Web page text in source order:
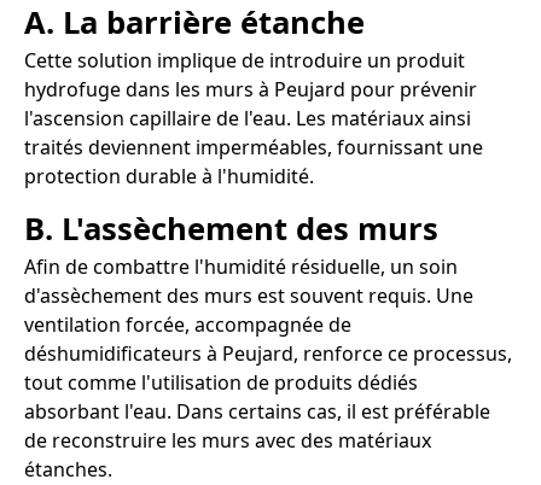
A. La barrière étanche
Cette solution implique de introduire un produit
hydrofuge dans les murs à Peujard pour prévenir
l'ascension capillaire de l'eau. Les matériaux ainsi
traités deviennent imperméables, fournissant une
protection durable à l'humidité.
B. L'assèchement des murs
Afin de combattre l'humidité résiduelle, un soin
d'assèchement des murs est souvent requis. Une
ventilation forcée, accompagnée de
déshumidificateurs à Peujard, renforce ce processus,
tout comme l'utilisation de produits dédiés
absorbant l'eau. Dans certains cas, il est préférable
de reconstruire les murs avec des matériaux
étanches.